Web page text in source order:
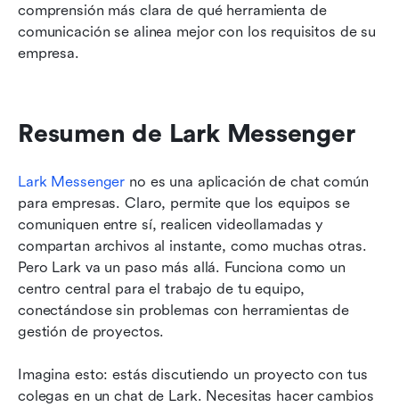
comprensión más clara de qué herramienta de
comunicación se alinea mejor con los requisitos de su
empresa.
Resumen de Lark Messenger
Lark Messenger no es una aplicación de chat común
para empresas. Claro, permite que los equipos se
comuniquen entre sí, realicen videollamadas y
compartan archivos al instante, como muchas otras.
Pero Lark va un paso más allá. Funciona como un
centro central para el trabajo de tu equipo,
conectándose sin problemas con herramientas de
gestión de proyectos.
Imagina esto: estás discutiendo un proyecto con tus
colegas en un chat de Lark. Necesitas hacer cambios